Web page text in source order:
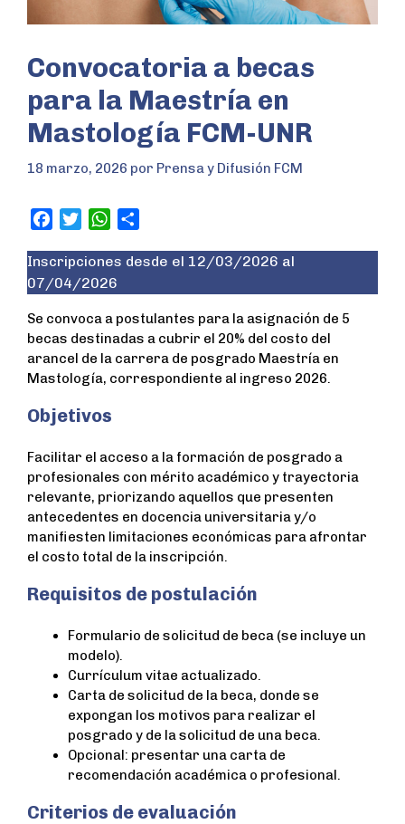
Convocatoria a becas
para la Maestría en
Mastología FCM-UNR
18 marzo, 2026 por Prensa y Difusión FCM
c
e
o
o
k
i
t
e
r
W
a
t
A
p
a
Inscripciones desde el 12/03/2026 al
07/04/2026
Se convoca a postulantes para la asignación de 5
becas destinadas a cubrir el 20% del costo del
arancel de la carrera de posgrado Maestría en
Mastología, correspondiente al ingreso 2026.
Objetivos
Facilitar el acceso a la formación de posgrado a
profesionales con mérito académico y trayectoria
relevante, priorizando aquellos que presenten
antecedentes en docencia universitaria y/o
manifiesten limitaciones económicas para afrontar
el costo total de la inscripción.
Requisitos de postulación
Formulario de solicitud de beca (se incluye un
modelo).
Currículum vitae actualizado.
Carta de solicitud de la beca, donde se
expongan los motivos para realizar el
posgrado y de la solicitud de una beca.
Opcional: presentar una carta de
recomendación académica o profesional.
Criterios de evaluación